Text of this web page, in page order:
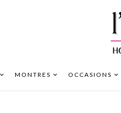
MONTRES OCCASIONS